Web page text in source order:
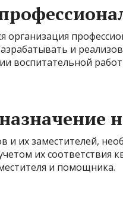
и
воспитательной
и их заместителей,
их
и помощника.